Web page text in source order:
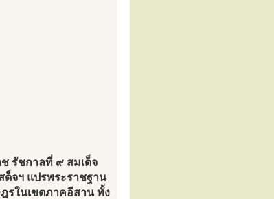
รัชกาลที่ ๙ สมเด็จ
ด็จฯ แปรพระราชฐาน
รในเขตภาคอีสาน ทั้ง